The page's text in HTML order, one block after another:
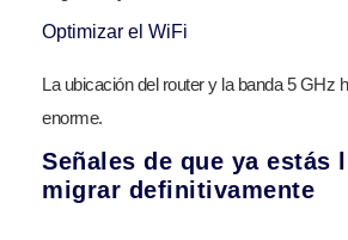
Optimizar el WiFi
La ubicación del router y la banda 5 GHz
enorme.
Señales de que ya estás
migrar definitivamente